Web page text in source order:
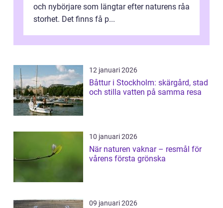
och nybörjare som längtar efter naturens råa
storhet. Det finns få p...
12 januari 2026
Båttur i Stockholm: skärgård, stad
och stilla vatten på samma resa
10 januari 2026
När naturen vaknar – resmål för
vårens första grönska
09 januari 2026